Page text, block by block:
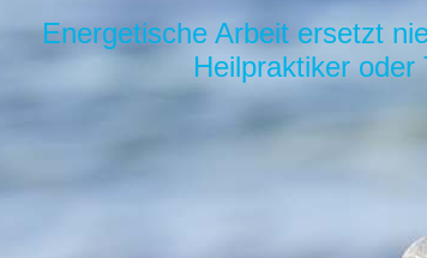
Energetische Arbeit ersetzt
Heilpraktiker oder